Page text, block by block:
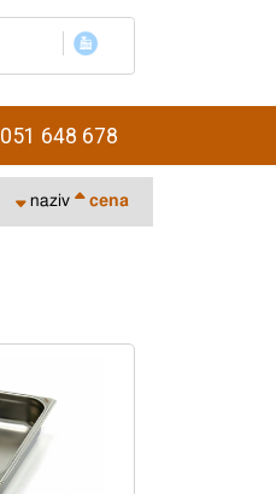
051 648 678
naziv cena